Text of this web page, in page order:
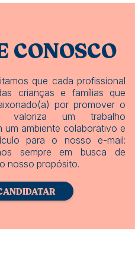
que cada profissional
crianças e famílias que
por promover o
valoriza um trabalho
um ambiente colaborativo e
para o nosso e-mail:
sempre em busca de
nosso propósito.